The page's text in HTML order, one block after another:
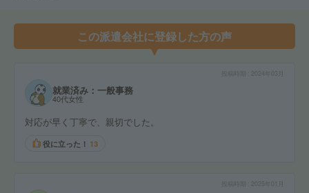
この派遣会社に登録した方の声
2024年03月
就業済み：一般事務
40代女性
対応が早く丁寧で、親切でした。
役に立った！ 13
2025年01月